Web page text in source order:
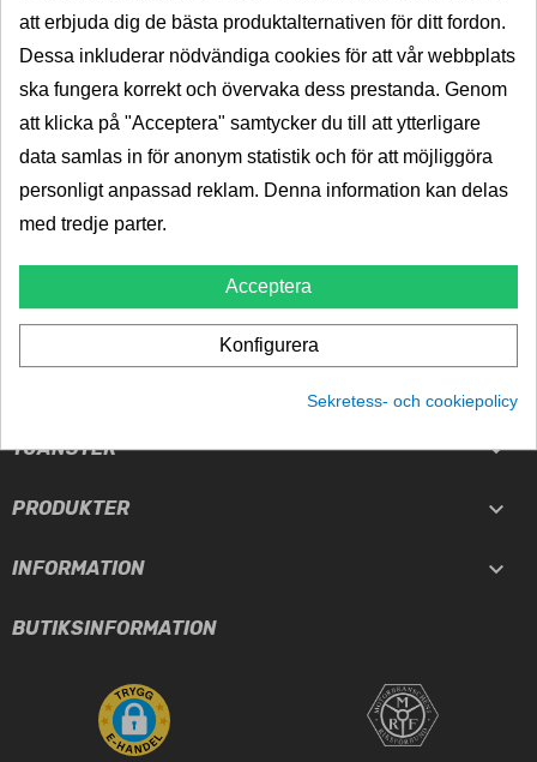
SNABB LEVERANS
5000 dragkrokar i lager
KVALITET
Välkända varumärken
PRISGARANTI
TJÄNSTER 
PRODUKTER 
INFORMATION 
BUTIKSINFORMATION
att erbjuda dig de bästa produktalternativen för ditt fordon.
Dessa inkluderar nödvändiga cookies för att vår webbplats
ska fungera korrekt och övervaka dess prestanda. Genom
att klicka på "Acceptera" samtycker du till att ytterligare
data samlas in för anonym statistik och för att möjliggöra
personligt anpassad reklam. Denna information kan delas
med tredje parter.
Acceptera
Konfigurera
Sekretess- och cookiepolicy